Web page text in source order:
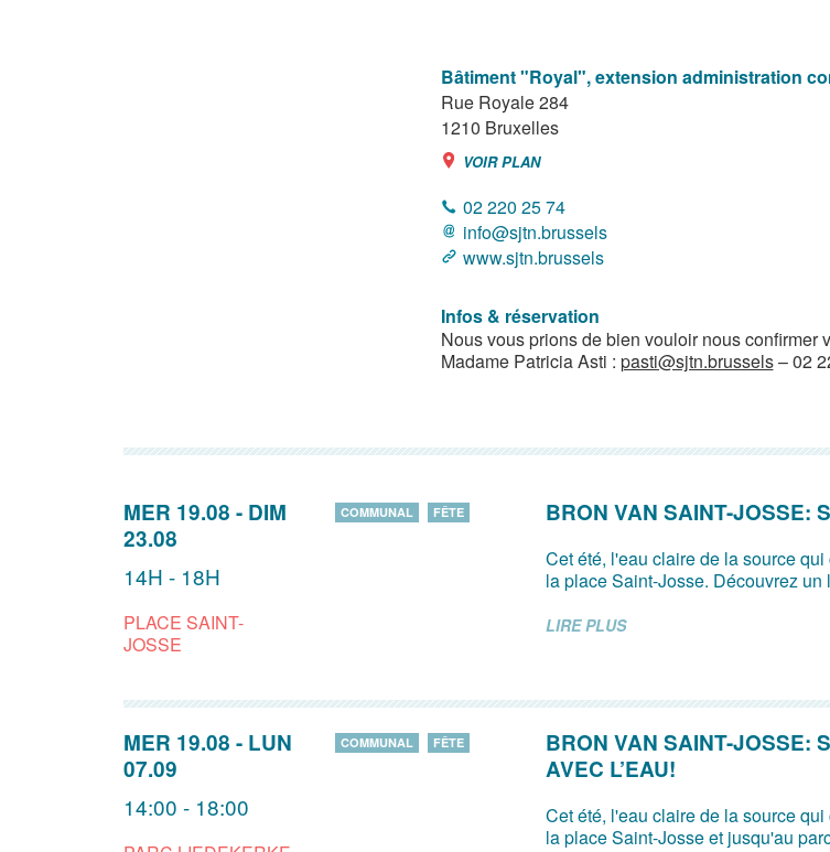
Bâtiment "Royal", extension administration
Rue Royale 284
1210 Bruxelles
VOIR PLAN
02 220 25 74
info@sjtn.brussels
www.sjtn.brussels
Infos & réservation
Nous vous prions de bien vouloir nous confirmer
Madame Patricia Asti : pasti@sjtn.brussels– 02
MER 19.08 - DIM
23.08
14H - 18H
PLACE SAINT-
JOSSE
COMMUNAL FÊTE BRON VAN SAINT-JOSSE:
Cet été, l'eau claire de la source
la place Saint-Josse. Découvrez un
LIRE PLUS
MER 19.08 - LUN
07.09
14:00 - 18:00
COMMUNAL FÊTE
BRON VAN SAINT-JOSSE:
AVEC L’EAU!
Cet été, l'eau claire de la source
la place Saint-Josse et jusqu'au